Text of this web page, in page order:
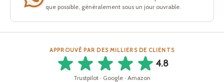
que possible, généralement sous un jour ouvrable.
APPROUVÉ PAR DES MILLIERS DE CLIENTS
4.8
Trustpilot · Google · Amazon